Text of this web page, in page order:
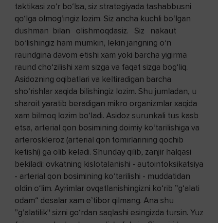
taktikasi zo‘r bo‘lsa, siz strategiyada tashabbusni
qo‘lga olmog‘ingiz lozim. Siz ancha kuchli bo‘lgan
dushman bilan olishmoqdasiz. Siz nakaut
bo‘lishingiz ham mumkin, lekin jangning o‘n
raundgina davom etishi xam yoki barcha yigirma
raund cho‘zilishi xam sizga va faqat sizga bog‘liq.
Asidozning oqibatlari va keltiradigan barcha
sho‘rishlar xaqida bilishingiz lozim. Shu jumladan, u
sharoit yaratib beradigan mikro organizmlar xaqida
xam bilmoq lozim bo‘ladi. Asidoz surunkali tus kasb
etsa, arterial qon bosimining doimiy ko‘tarilishiga va
arteroskleroz (arterial qon tomirlarining qochib
ketishi) ga olib keladi. Shunday qilib, zanjir halqasi
bekiladi: ovkatning kislotalanishi - autointoksikatsiya
- arterial qon bosimining ko‘tarilishi - muddatidan
oldin o‘lim. Ayrimlar ovqatlanishingizni ko‘rib ”g‘alati
odam“ desalar xam e’tibor qilmang. Ana shu
”g‘alatilik" sizni go‘rdan saqlashi esingizda tursin. Yuz